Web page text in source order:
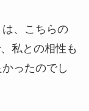
、こちらの
私との相性も
ったのでし